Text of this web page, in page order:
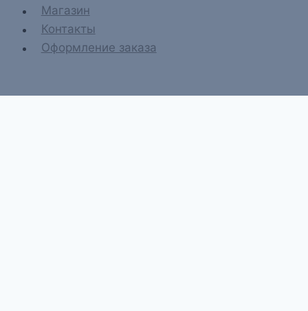
Магазин
Контакты
Оформление заказа